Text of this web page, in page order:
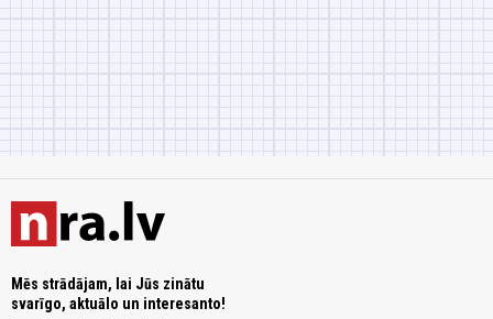
Mēs strādājam, lai Jūs zinātu
svarīgo, aktuālo un interesanto!